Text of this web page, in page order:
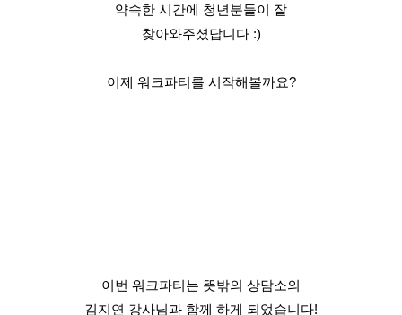
약속한 시간에 청년분들이 잘
찾아와주셨답니다 :)
이제 워크파티를 시작해볼까요?
이번 워크파티는 뜻밖의 상담소의
김지연 강사님과 함께 하게 되었습니다!